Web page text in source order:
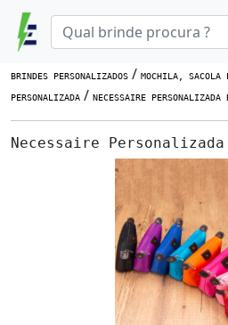
BRINDES PERSONALIZADOS / MOCHILA, SACOLA
PERSONALIZADA / NECESSAIRE PERSONALIZADA
Necessaire